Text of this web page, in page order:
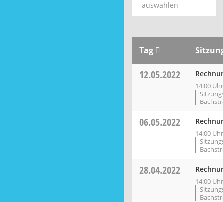
auswählen
Tag
12.05.2022
14:00 Uhr
06.05.2022
14:00 Uhr
28.04.2022
14:00 Uhr